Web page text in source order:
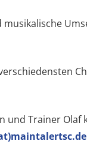
und Trainer Olaf